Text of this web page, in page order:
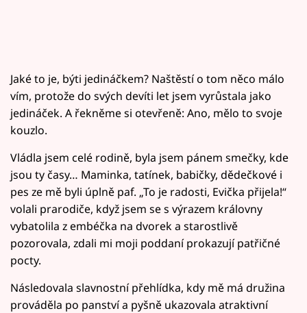
Jaké to je, býti jedináčkem? Naštěstí o tom něco málo
vím, protože do svých devíti let jsem vyrůstala jako
jedináček. A řekněme si otevřeně: Ano, mělo to svoje
kouzlo.
Vládla jsem celé rodině, byla jsem pánem smečky, kde
jsou ty časy… Maminka, tatínek, babičky, dědečkové i
pes ze mě byli úplně paf. „To je radosti, Evička přijela!“
volali prarodiče, když jsem se s výrazem královny
vybatolila z embéčka na dvorek a starostlivě
pozorovala, zdali mi moji poddaní prokazují patřičné
pocty.
Následovala slavnostní přehlídka, kdy mě má družina
prováděla po panství a pyšně ukazovala atraktivní